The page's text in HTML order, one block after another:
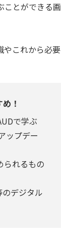
ことができる画
やこれから必要
！
で学ぶ
ップデー
られるもの
デジタル